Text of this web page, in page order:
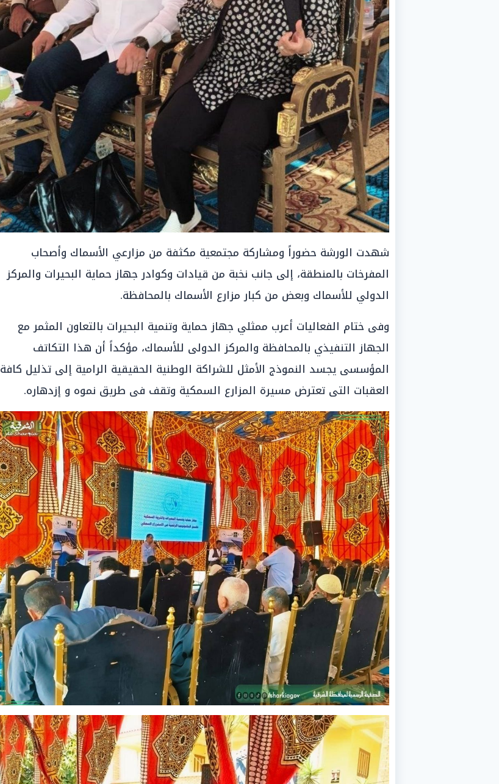
شهدت الورشة حضوراً ومشاركة مجتمعية مكثفة من مزارعي الأسماك وأصحاب
المفرخات بالمنطقة، إلى جانب نخبة من قيادات وكوادر جهاز حماية البحيرات والمركز
الدولي للأسماك وبعض من كبار مزارع الأسماك بالمحافظة.
وفى ختام الفعاليات أعرب ممثلي جهاز حماية وتنمية البحيرات بالتعاون المثمر مع
الجهاز التنفيذي بالمحافظة والمركز الدولى للأسماك، مؤكداً أن هذا التكاتف
المؤسسى يجسد النموذج الأمثل للشراكة الوطنية الحقيقية الرامية إلى تذليل كافة
العقبات التى تعترض مسيرة المزارع السمكية وتقف فى طريق نموه و إزدهاره.